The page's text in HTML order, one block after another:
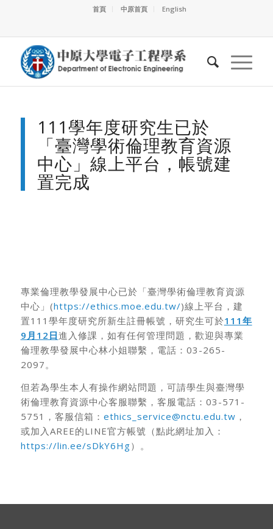
首頁 中原首頁 English
111學年度研究生已於
「臺灣學術倫理教育資源
中心」線上平台，帳號建
置完成
專業倫理教學發展中心已於「臺灣學術倫理教育資源
中心」(https://ethics.moe.edu.tw/)線上平台，建
置111學年度研究所新生註冊帳號，研究生可於111年
9月12日進入修課，如有任何管理問題，歡迎與專業
倫理教學發展中心林小姐聯繫，電話：03-265-
2097。
但若為學生本人有操作網站問題，可請學生與臺灣學
術倫理教育資源中心客服聯繫，客服電話：03-571-
5751，客服信箱： ethics_service@nctu.edu.tw ，
或加入AREE的LINE官方帳號（點此網址加入：
https://lin.ee/sDkY6Hg）。